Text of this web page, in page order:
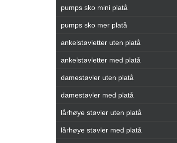
pumps sko mini platå
pumps sko mer platå
ankelstøvletter uten platå
ankelstøvletter med platå
damestøvler uten platå
damestøvler med platå
lårhøye støvler uten platå
lårhøye støvler med platå